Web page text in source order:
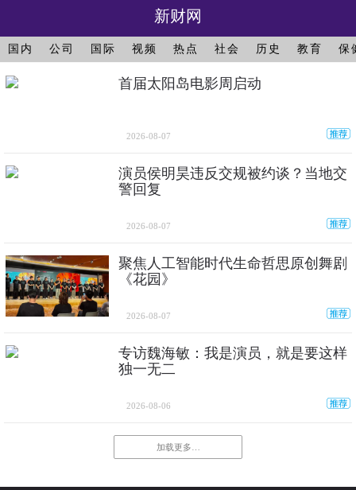
新财网
国内 公司 国际 视频 热点 社会 历史 教育 保
首届太阳岛电影周启动
2026-08-07
演员侯明昊违反交规被约谈？当地交
警回复
2026-08-07
聚焦人工智能时代生命哲思原创舞剧
《花园》
2026-08-07
专访魏海敏：我是演员，就是要这样
独一无二
2026-08-06
加载更多…